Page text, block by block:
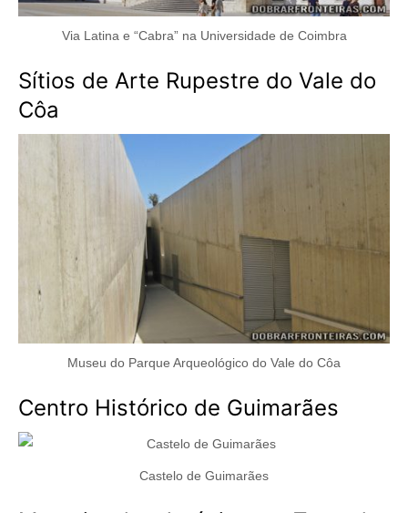
Via Latina e “Cabra” na Universidade de Coimbra
Sítios de Arte Rupestre do Vale do
Côa
Museu do Parque Arqueológico do Vale do Côa
Centro Histórico de Guimarães
Castelo de Guimarães